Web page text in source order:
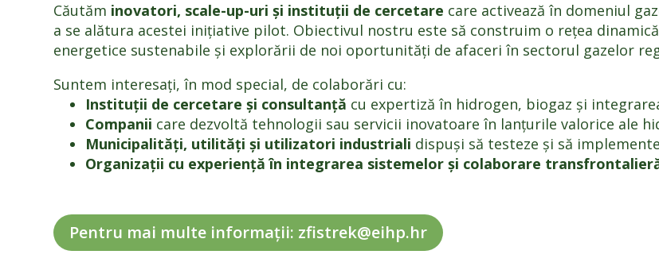
Căutăm inovatori, scale-up-uri și instituții de cercetare care activează în domeniul
a se alătura acestei inițiative pilot. Obiectivul nostru este să construim o rețea
energetice sustenabile și explorării de noi oportunități de afaceri în sectorul gazelor
Suntem interesați, în mod special, de colaborări cu:
Instituții de cercetare și consultanță cu expertiză în hidrogen, biogaz și
Companii care dezvoltă tehnologii sau servicii inovatoare în lanțurile valorice ale
Municipalități, utilități și utilizatori industriali dispuși să testeze și să
Organizații cu experiență în integrarea sistemelor și colaborare
Pentru mai multe informații: zfistrek@eihp.hr